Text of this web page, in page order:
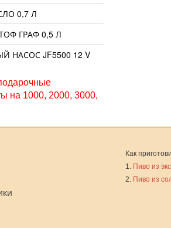
0,7 Л
ГРАФ 0,5 Л
НАСОС JF5500 12 V
на 1000, 2000, 3000,
Как
1. Пиво из
2. Пиво из